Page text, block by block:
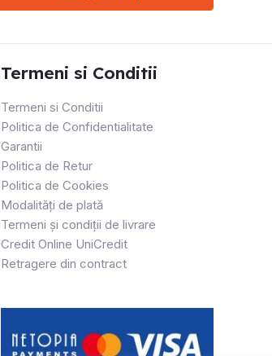
Termeni si Conditii
Termeni si Conditii
Politica de Confidentialitate
Garantii
Politica de Retur
Politica de Cookies
Modalități de plată
Termeni și condiții de livrare
Credit Online UniCredit
Retragere din contract